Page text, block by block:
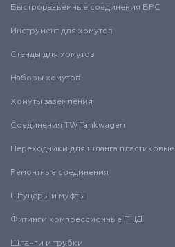
Быстроразъемные соединения БРС
Инструмент для хомутов
Стенды для хомутов
Наборы хомутов
Хомуты заземления
Соединения TW Tankwagen
Переходники для шланга пластиковые
Ремонтные соединения
Штуцеры и муфты
Фитинги компрессионные ПНД
Шланги и трубки